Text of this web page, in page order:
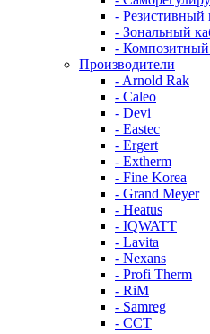
- Резистивный
- Зональный
- Композитный
Производители
- Arnold Rak
- Caleo
- Devi
- Eastec
- Ergert
- Extherm
- Fine Korea
- Grand Meyer
- Heatus
- IQWATT
- Lavita
- Nexans
- Profi Therm
- RiM
- Samreg
- ССТ